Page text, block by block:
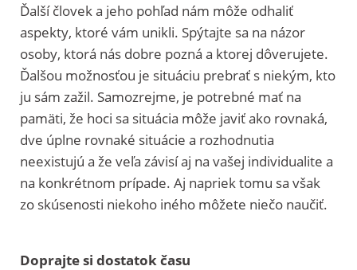
Ďalší človek a jeho pohľad nám môže odhaliť
aspekty, ktoré vám unikli. Spýtajte sa na názor
osoby, ktorá nás dobre pozná a ktorej dôverujete.
Ďalšou možnosťou je situáciu prebrať s niekým, kto
ju sám zažil. Samozrejme, je potrebné mať na
pamäti, že hoci sa situácia môže javiť ako rovnaká,
dve úplne rovnaké situácie a rozhodnutia
neexistujú a že veľa závisí aj na vašej individualite a
na konkrétnom prípade. Aj napriek tomu sa však
zo skúsenosti niekoho iného môžete niečo naučiť.
Doprajte si dostatok času